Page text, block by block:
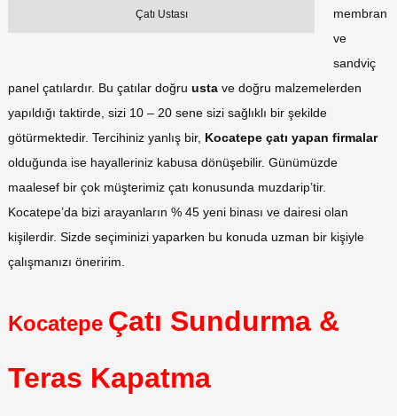
Çatı Ustası
membran
ve
sandviç
panel çatılardır. Bu çatılar doğru usta ve doğru malzemelerden
yapıldığı taktirde, sizi 10 – 20 sene sizi sağlıklı bir şekilde
götürmektedir. Tercihiniz yanlış bir, Kocatepe çatı yapan firmalar
olduğunda ise hayalleriniz kabusa dönüşebilir. Günümüzde
maalesef bir çok müşterimiz çatı konusunda muzdarip’tir.
Kocatepe’da bizi arayanların % 45 yeni binası ve dairesi olan
kişilerdir. Sizde seçiminizi yaparken bu konuda uzman bir kişiyle
çalışmanızı öneririm.
Kocatepe Çatı Sundurma &
Teras Kapatma